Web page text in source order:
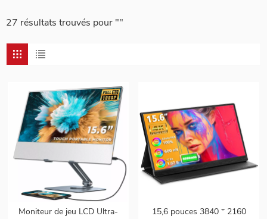
27 résultats trouvés pour ""
Moniteur de jeu LCD Ultra-
15,6 pouces 3840 * 2160